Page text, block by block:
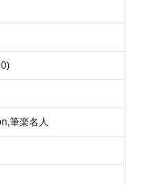
筆楽名人